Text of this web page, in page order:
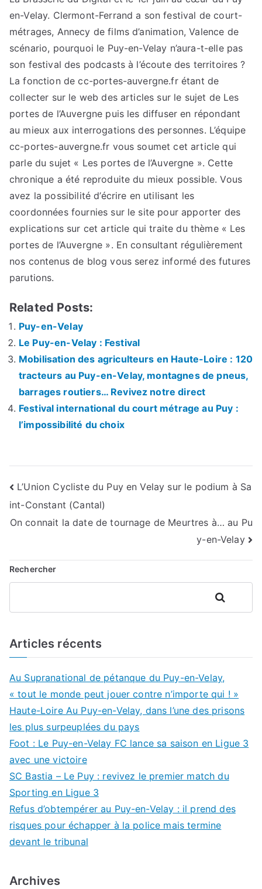
en-Velay. Clermont-Ferrand a son festival de court-
métrages, Annecy de films d’animation, Valence de
scénario, pourquoi le Puy-en-Velay n’aura-t-elle pas
son festival des podcasts à l’écoute des territoires ?
La fonction de cc-portes-auvergne.fr étant de
collecter sur le web des articles sur le sujet de Les
portes de l’Auvergne puis les diffuser en répondant
au mieux aux interrogations des personnes. L’équipe
cc-portes-auvergne.fr vous soumet cet article qui
parle du sujet « Les portes de l’Auvergne ». Cette
chronique a été reproduite du mieux possible. Vous
avez la possibilité d’écrire en utilisant les
coordonnées fournies sur le site pour apporter des
explications sur cet article qui traite du thème « Les
portes de l’Auvergne ». En consultant régulièrement
nos contenus de blog vous serez informé des futures
parutions.
Related Posts:
Puy-en-Velay
Le Puy-en-Velay : Festival
Mobilisation des agriculteurs en Haute-Loire : 120
tracteurs au Puy-en-Velay, montagnes de pneus,
barrages routiers… Revivez notre direct
Festival international du court métrage au Puy :
l’impossibilité du choix
Navigation
de
L’Union Cycliste du Puy en Velay sur le podium à Sa
int-Constant (Cantal)
On connait la date de tournage de Meurtres à… au Pu
y-en-Velay
Rechercher
Rechercher
Articles récents
Au Supranational de pétanque du Puy-en-Velay,
« tout le monde peut jouer contre n’importe qui ! »
Haute-Loire Au Puy-en-Velay, dans l’une des prisons
les plus surpeuplées du pays
Foot : Le Puy-en-Velay FC lance sa saison en Ligue 3
avec une victoire
SC Bastia – Le Puy : revivez le premier match du
Sporting en Ligue 3
Refus d’obtempérer au Puy-en-Velay : il prend des
risques pour échapper à la police mais termine
devant le tribunal
Archives